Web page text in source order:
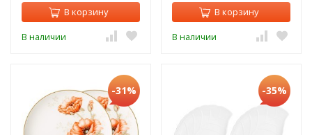
В корзину
В наличии
В корзину
В наличии
-31% -35%